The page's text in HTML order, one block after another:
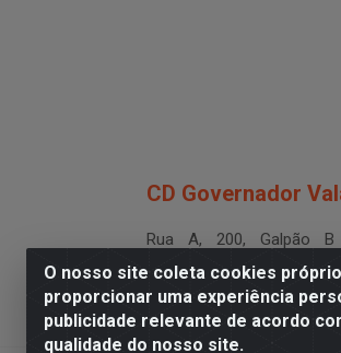
O nosso site coleta cookies
proporcionar uma experiência
publicidade relevante de acordo
qualidade do nosso site.
CD Governador
Rua A, 200, Galpão B
Valadares/MG - CEP
CNPJ 19.199.702/0003-36